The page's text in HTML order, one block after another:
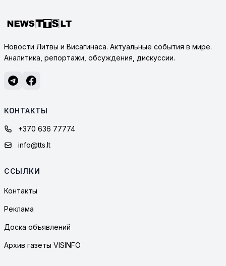
Новости Литвы и Висагинаса. Актуальные события в мире.
Аналитика, репортажи, обсуждения, дискуссии.
КОНТАКТЫ
+370 636 77774
info@tts.lt
ССЫЛКИ
Контакты
Реклама
Доска объявлений
Архив газеты VISINFO